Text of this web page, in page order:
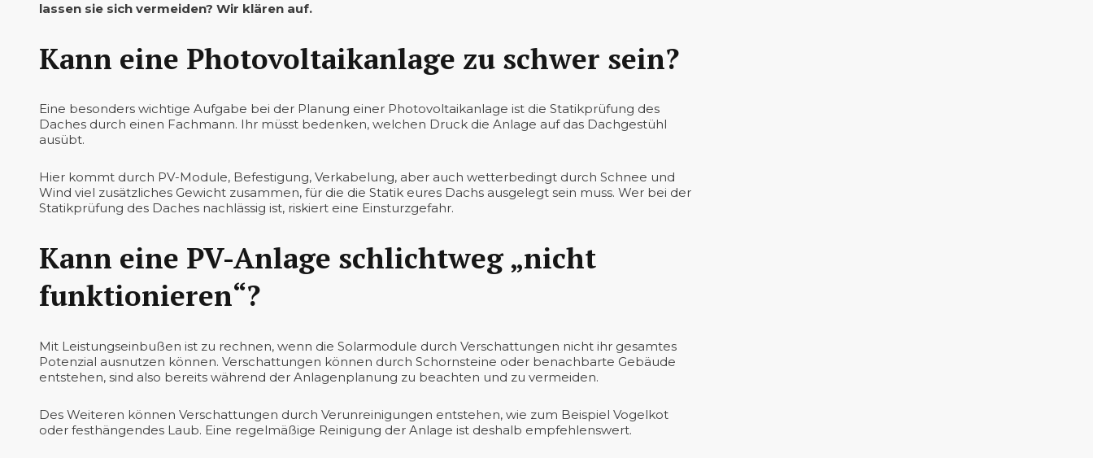
lassen sie sich vermeiden? Wir klären auf.
Kann eine Photovoltaikanlage zu schwer sein?
Eine besonders wichtige Aufgabe bei der Planung einer Photovoltaikanlage ist die Statikprüfung des
Daches durch einen Fachmann. Ihr müsst bedenken, welchen Druck die Anlage auf das Dachgestühl
ausübt.
Hier kommt durch PV-Module, Befestigung, Verkabelung, aber auch wetterbedingt durch Schnee und
Wind viel zusätzliches Gewicht zusammen, für die die Statik eures Dachs ausgelegt sein muss. Wer bei der
Statikprüfung des Daches nachlässig ist, riskiert eine Einsturzgefahr.
Kann eine PV-Anlage schlichtweg „nicht
funktionieren“?
Mit Leistungseinbußen ist zu rechnen, wenn die Solarmodule durch Verschattungen nicht ihr gesamtes
Potenzial ausnutzen können. Verschattungen können durch Schornsteine oder benachbarte Gebäude
entstehen, sind also bereits während der Anlagenplanung zu beachten und zu vermeiden.
Des Weiteren können Verschattungen durch Verunreinigungen entstehen, wie zum Beispiel Vogelkot
oder festhängendes Laub. Eine regelmäßige Reinigung der Anlage ist deshalb empfehlenswert.